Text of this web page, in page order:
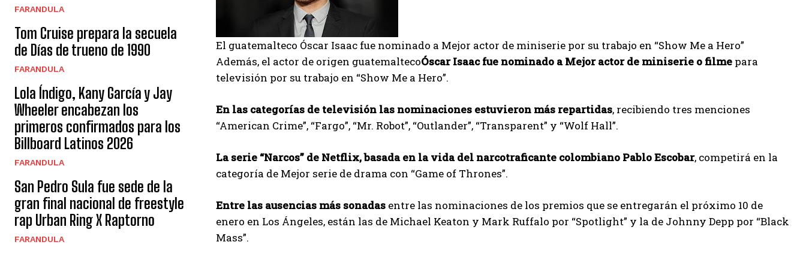
FARANDULA
Tom Cruise prepara la secuela
de Días de trueno de 1990
FARANDULA
Lola Índigo, Kany García y Jay
Wheeler encabezan los
primeros confirmados para los
Billboard Latinos 2026
FARANDULA
San Pedro Sula fue sede de la
gran final nacional de freestyle
rap Urban Ring X Raptorno
FARANDULA
El guatemalteco Óscar Isaac fue nominado a Mejor actor de miniserie por su trabajo en “Show Me a Hero”
Además, el actor de origen guatemaltecoÓscar Isaac fue nominado a Mejor actor de miniserie o filme para
televisión por su trabajo en “Show Me a Hero”.
En las categorías de televisión las nominaciones estuvieron más repartidas, recibiendo tres menciones
“American Crime”, “Fargo”, “Mr. Robot”, “Outlander”, “Transparent” y “Wolf Hall”.
La serie “Narcos” de Netflix, basada en la vida del narcotraficante colombiano Pablo Escobar, competirá en la
categoría de Mejor serie de drama con “Game of Thrones”.
Entre las ausencias más sonadas entre las nominaciones de los premios que se entregarán el próximo 10 de
enero en Los Ángeles, están las de Michael Keaton y Mark Ruffalo por “Spotlight” y la de Johnny Depp por “Black
Mass”.